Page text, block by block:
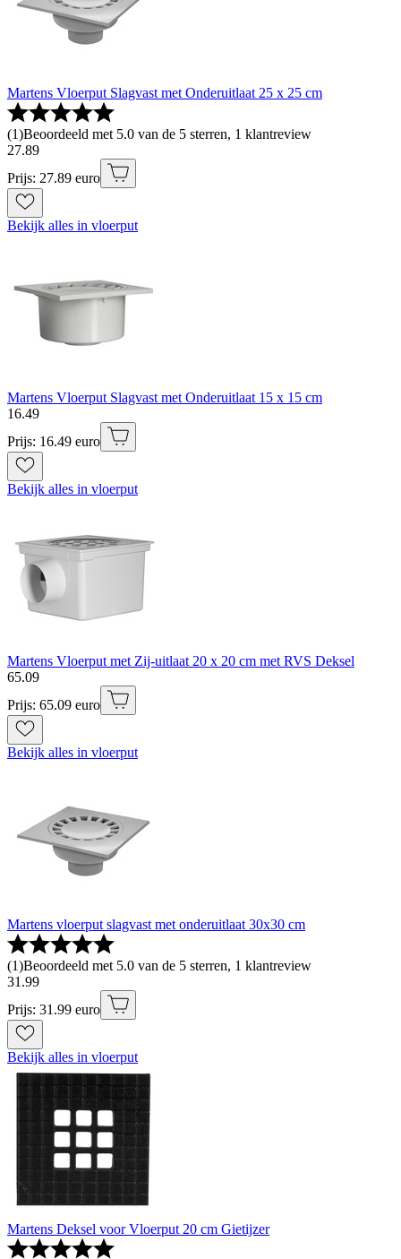
Martens Vloerput Slagvast met Onderuitlaat 25 x 25 cm
(1)Beoordeeld met 5.0 van de 5 sterren, 1 klantreview
27.89
Prijs: 27.89 euro
Bekijk alles in vloerput
Martens Vloerput Slagvast met Onderuitlaat 15 x 15 cm
16.49
Prijs: 16.49 euro
Bekijk alles in vloerput
Martens Vloerput met Zij-uitlaat 20 x 20 cm met RVS Deksel
65.09
Prijs: 65.09 euro
Bekijk alles in vloerput
Martens vloerput slagvast met onderuitlaat 30x30 cm
(1)Beoordeeld met 5.0 van de 5 sterren, 1 klantreview
31 .99
Prijs: 31.99 euro
Bekijk alles in vloerput
Martens Deksel voor Vloerput 20 cm Gietijzer